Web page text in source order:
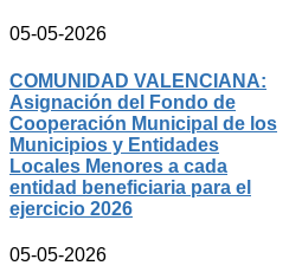
05-05-2026
COMUNIDAD VALENCIANA:
Asignación del Fondo de
Cooperación Municipal de los
Municipios y Entidades
Locales Menores a cada
entidad beneficiaria para el
ejercicio 2026
05-05-2026